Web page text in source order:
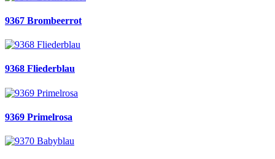
9367 Brombeerrot
9368 Fliederblau
9369 Primelrosa